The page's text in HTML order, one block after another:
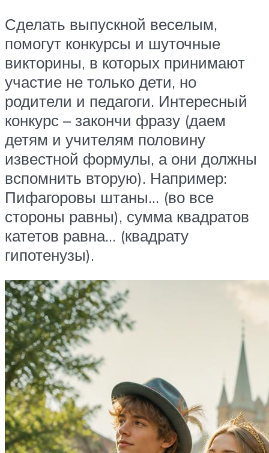
Сделать выпускной веселым,
помогут конкурсы и шуточные
викторины, в которых принимают
участие не только дети, но
родители и педагоги. Интересный
конкурс – закончи фразу (даем
детям и учителям половину
известной формулы, а они должны
вспомнить вторую). Например:
Пифагоровы штаны… (во все
стороны равны), сумма квадратов
катетов равна… (квадрату
гипотенузы).